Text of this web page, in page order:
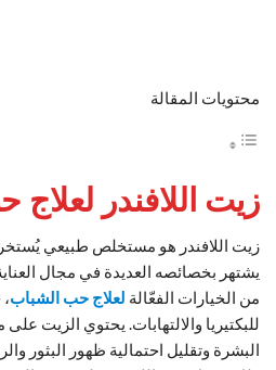
محتويات المقالة
زيت اللافندر
زيت اللافندر هو مستخلص طبيعي
يشتهر بخصائصه العديدة في مجال العناية
من الخيارات الفعّالة لعلاج حب الشباب
للبكتيريا والالتهابات. يحتوي الزيت
البشرة وتقليل احتمالية ظهور البثور